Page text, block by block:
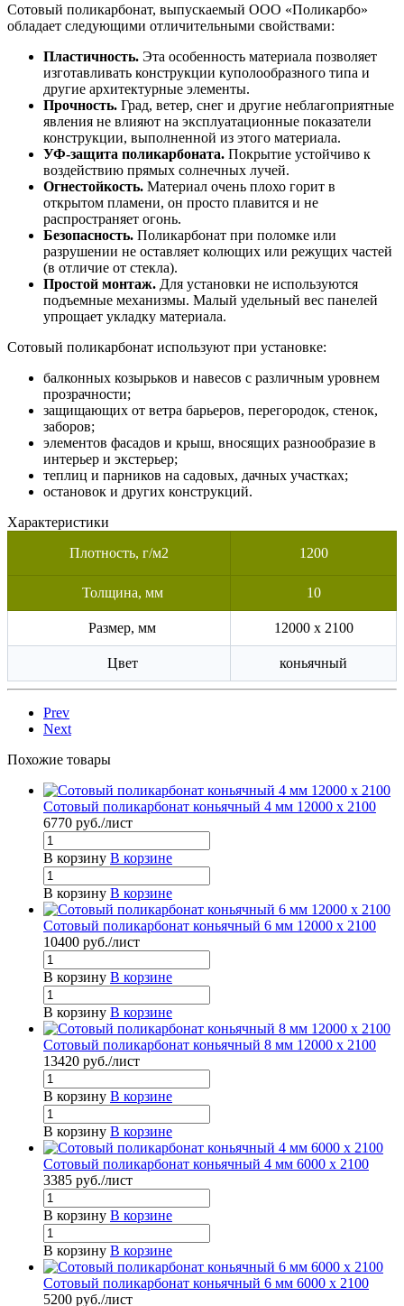
Сотовый поликарбонат, выпускаемый ООО «Поликарбо»
обладает следующими отличительными свойствами:
Пластичность. Эта особенность материала позволяет
изготавливать конструкции куполообразного типа и
другие архитектурные элементы.
Прочность. Град, ветер, снег и другие неблагоприятные
явления не влияют на эксплуатационные показатели
конструкции, выполненной из этого материала.
УФ-защита поликарбоната. Покрытие устойчиво к
воздействию прямых солнечных лучей.
Огнестойкость. Материал очень плохо горит в
открытом пламени, он просто плавится и не
распространяет огонь.
Безопасность. Поликарбонат при поломке или
разрушении не оставляет колющих или режущих частей
(в отличие от стекла).
Простой монтаж. Для установки не используются
подъемные механизмы. Малый удельный вес панелей
упрощает укладку материала.
Сотовый поликарбонат используют при установке:
балконных козырьков и навесов с различным уровнем
прозрачности;
защищающих от ветра барьеров, перегородок, стенок,
заборов;
элементов фасадов и крыш, вносящих разнообразие в
интерьер и экстерьер;
теплиц и парников на садовых, дачных участках;
остановок и других конструкций.
Характеристики
Плотность, г/м2
1200
Толщина, мм 10
Размер, мм 12000 x 2100
Цвет коньячный
Prev
Next
Похожие товары
Сотовый поликарбонат коньячный 4 мм 12000 x 2100
6770 руб./лист
В корзину В корзине
В корзину В корзине
Сотовый поликарбонат коньячный 6 мм 12000 x 2100
10400 руб./лист
В корзину В корзине
В корзину В корзине
Сотовый поликарбонат коньячный 8 мм 12000 x 2100
13420 руб./лист
В корзину В корзине
В корзину В корзине
Сотовый поликарбонат коньячный 4 мм 6000 x 2100
3385 руб./лист
В корзину В корзине
В корзину В корзине
Сотовый поликарбонат коньячный 6 мм 6000 x 2100
5200 руб./лист